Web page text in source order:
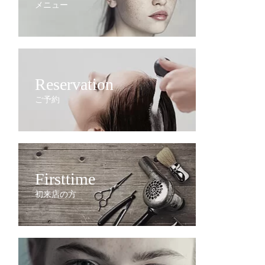
メニュー
Reservation
ご予約
Firsttime
初来店の方